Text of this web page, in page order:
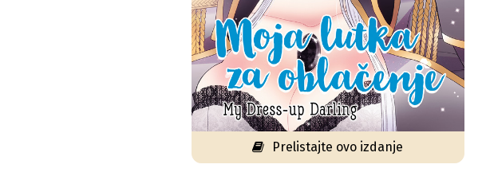
Prelistajte ovo izdanje